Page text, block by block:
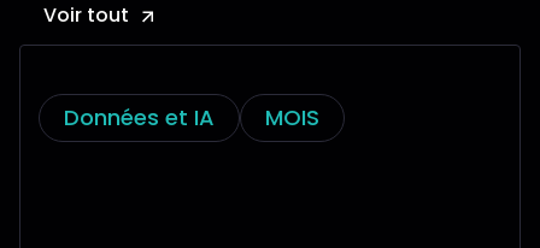
Voir tout
Données et IA MOIS